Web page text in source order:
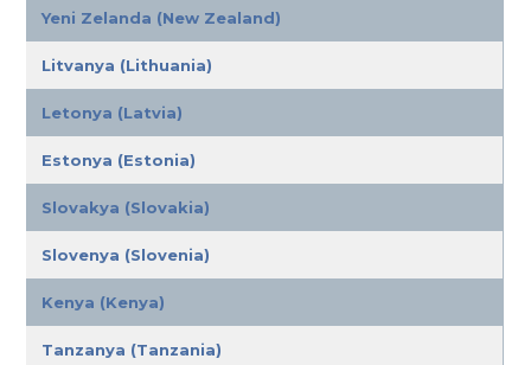
Yeni Zelanda (New Zealand)
Litvanya (Lithuania)
Letonya (Latvia)
Estonya (Estonia)
Slovakya (Slovakia)
Slovenya (Slovenia)
Kenya (Kenya)
Tanzanya (Tanzania)